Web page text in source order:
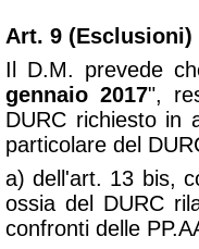
Art. 9 (Esclusioni)
Il D.M. prevede
gennaio 2017",
DURC richiesto in
particolare del
a) dell'art. 13 bis,
ossia del DURC
confronti delle